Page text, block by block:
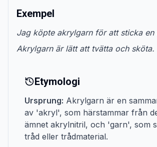
Exempel
Jag köpte akrylgarn för att sticka en
Akrylgarn är lätt att tvätta och sköta.
Etymologi
Ursprung: Akrylgarn är en
av 'akryl', som härstammar från
ämnet akrylnitril, och 'garn', som
tråd eller trådmaterial.